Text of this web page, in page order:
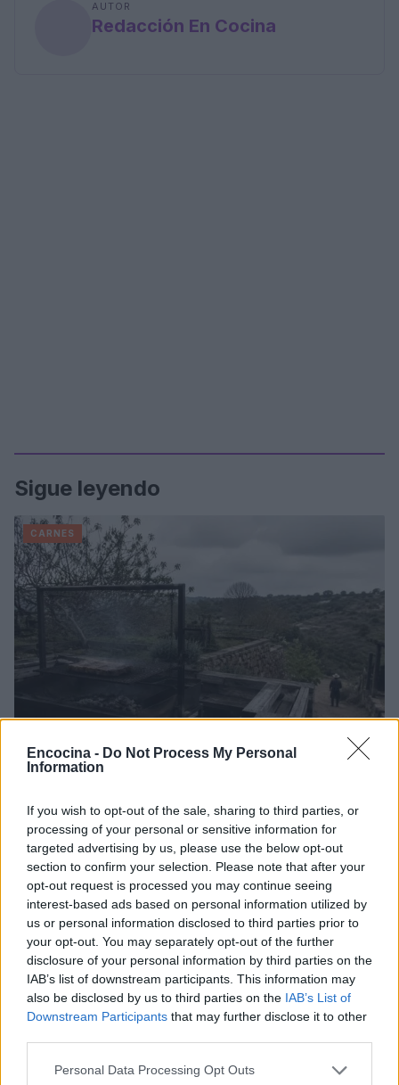
Encocina - Do Not Process My Personal
Information
If you wish to opt-out of the sale, sharing to third parties, or
processing of your personal or sensitive information for
targeted advertising by us, please use the below opt-out
section to confirm your selection. Please note that after your
opt-out request is processed you may continue seeing
interest-based ads based on personal information utilized by
us or personal information disclosed to third parties prior to
your opt-out. You may separately opt-out of the further
disclosure of your personal information by third parties on the
IAB’s list of downstream participants. This information may
also be disclosed by us to third parties on the IAB’s List of
Downstream Participants that may further disclose it to other
Please note that this website/app uses one or more Google
Personal Data Processing Opt Outs
AUTOR
Redacción En Cocina
Sigue leyendo
CARNES
Lucía Fernández · 8 Ago 2026